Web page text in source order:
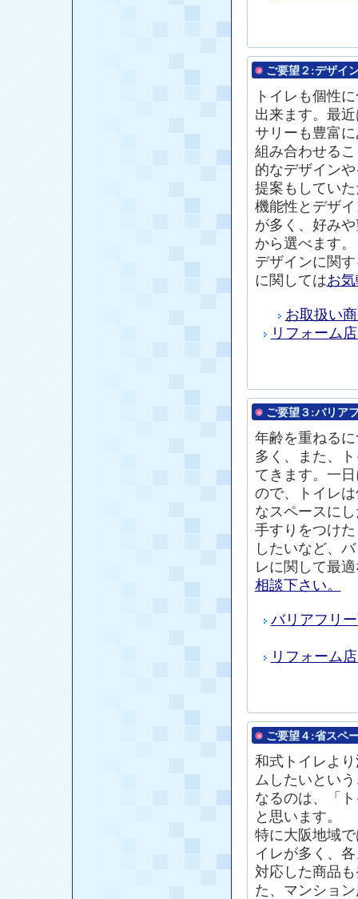
ご要望２:デザイ
トイレ も個性
出来ます。最
サリーも豊富
組み合わせる
的なデザイン
提案もしてい
機能性とデザ
が多く、好み
から選べます。
デザインに関
に関してはお
お取扱い
リフォーム
ご要望３:バリア
年齢を重ねる
多く、また、
てきます。一
ので、トイレ
なスペースに
手すりをつけ
したいなど、
レに関して最
相談下さい。
バリアフリ
リフォーム
ご要望４:省スペ
和式トイレ よ
ムしたいとい
なるのは、「
と思います。
特に大阪地域
イレが多く、
対応した商品
た、マンショ